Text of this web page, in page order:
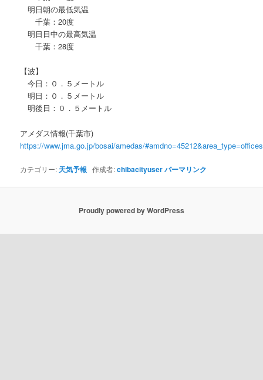
明日朝の最低気温
千葉：20度
明日日中の最高気温
千葉：28度
【波】
今日：０．５メートル
明日：０．５メートル
明後日：０．５メートル
アメダス情報(千葉市)
https://www.jma.go.jp/bosai/amedas/
カテゴリー: 天気予報 作成者:chibacityuserパーマリンク
Proudly powered by WordPress